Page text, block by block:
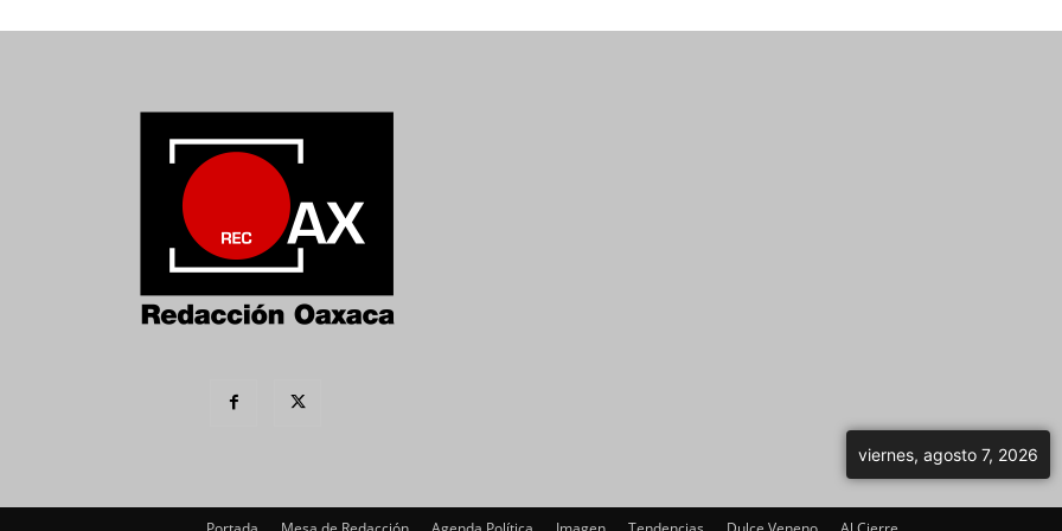
viernes, agosto 7, 2026